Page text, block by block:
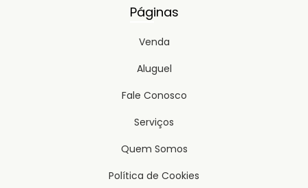
Páginas
Venda
Aluguel
Fale Conosco
Serviços
Quem Somos
Política de Cookies